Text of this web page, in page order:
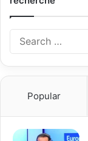
Popular